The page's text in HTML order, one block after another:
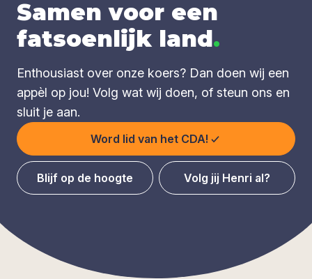
Samen voor een
fatsoenlijk land.
Enthousiast over onze koers? Dan doen wij een
appèl op jou! Volg wat wij doen, of steun ons en
sluit je aan.
Word lid van het CDA!
Blijf op de hoogte Volg jij Henri al?